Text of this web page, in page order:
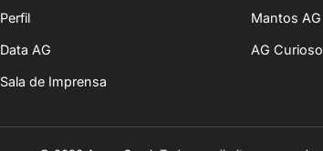
Perfil
Data AG
Sala de Imprensa
Mantos AG
AG Curioso